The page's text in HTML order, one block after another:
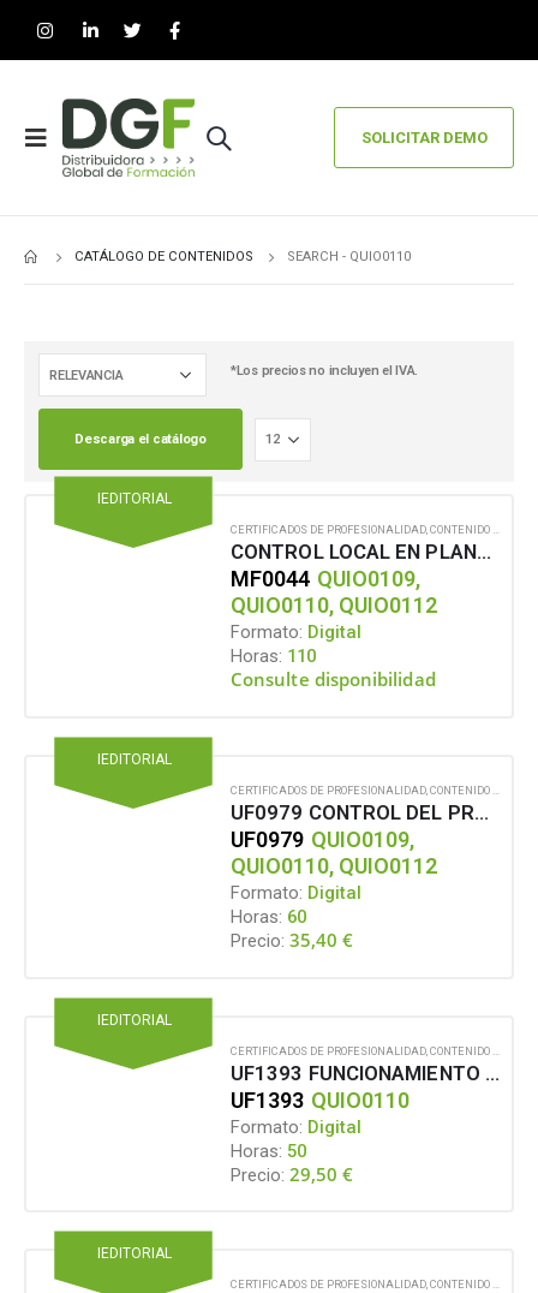
SOLICITAR DEMO
CATÁLOGO DE CONTENIDOS SEARCH - QUIO0110
*Los precios no incluyen el IVA.
Descarga el catálogo
IEDITORIAL
CERTIFICADOS DE PROFESIONALIDAD CONTENIDO EN FORMATO DIGITAL
CONTROL LOCAL EN PLANTAS PASTERO PAPELERAS
MF0044 QUIO0109,
QUIO0110, QUIO0112
Formato: Digital
Horas: 110
Consulte disponibilidad
IEDITORIAL
CERTIFICADOS DE PROFESIONALIDAD CONTENIDO EN FORMATO DIGITAL
UF0979 CONTROL DEL PROCESO, PARÁMETROS DE CONTROL Y EQUIPOS DE MEDIDA
UF0979 QUIO0109,
QUIO0110, QUIO0112
Formato: Digital
Horas: 60
Precio: 35,40€
IEDITORIAL
CERTIFICADOS DE PROFESIONALIDAD CONTENIDO EN FORMATO DIGITAL
UF1393 FUNCIONAMIENTO Y OPERACIÓN DE LAS CALDERAS DE BIOMASA, DE VAPOR, TURBINAS, ALTERNADORES Y ELEMENTOS AUXILIARES
UF1393 QUIO0110
Formato: Digital
Horas: 50
Precio: 29,50€
IEDITORIAL
CERTIFICADOS DE PROFESIONALIDAD,CONTENIDO EN FORMATO DIGITAL